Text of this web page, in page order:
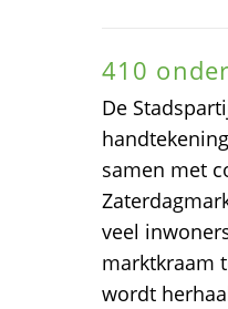
410
De
samen met
veel
marktkraam
wordt